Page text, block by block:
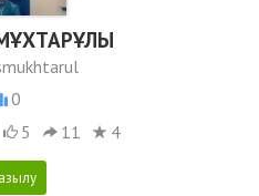
0
5 11 4